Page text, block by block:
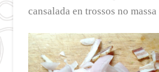
cansalada en trossos no